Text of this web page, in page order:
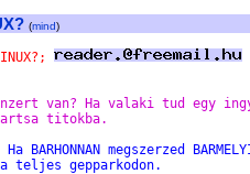
(mind)
van? Ha valaki tud egy
titokba.
BARHONNAN megszerzed
teljes gepparkodon.